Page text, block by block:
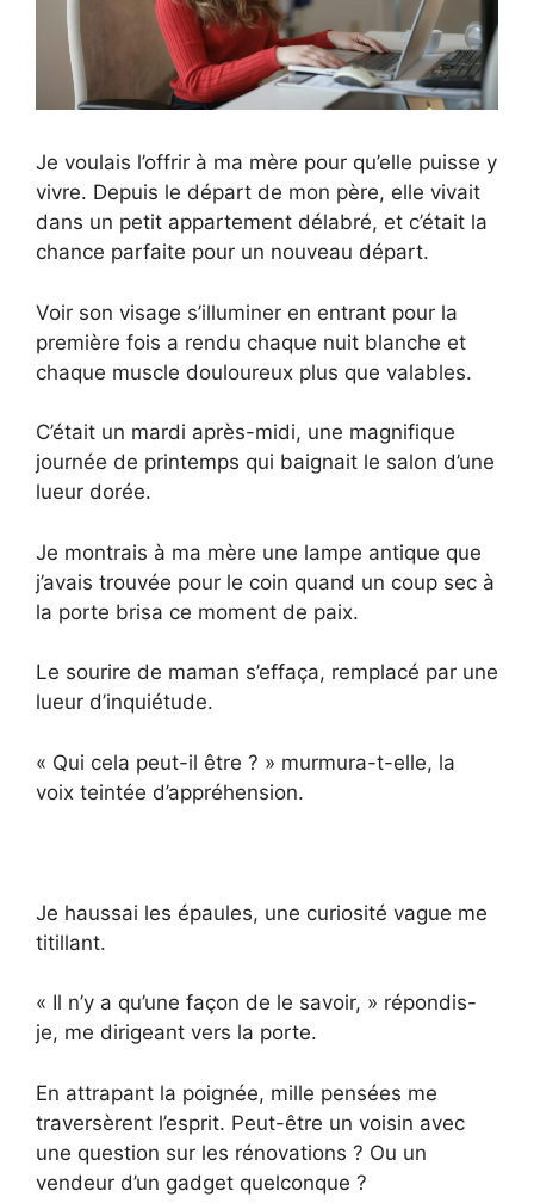
Je voulais l’offrir à ma mère pour qu’elle puisse y
vivre. Depuis le départ de mon père, elle vivait
dans un petit appartement délabré, et c’était la
chance parfaite pour un nouveau départ.
Voir son visage s’illuminer en entrant pour la
première fois a rendu chaque nuit blanche et
chaque muscle douloureux plus que valables.
C’était un mardi après-midi, une magnifique
journée de printemps qui baignait le salon d’une
lueur dorée.
Je montrais à ma mère une lampe antique que
j’avais trouvée pour le coin quand un coup sec à
la porte brisa ce moment de paix.
Le sourire de maman s’effaça, remplacé par une
lueur d’inquiétude.
« Qui cela peut-il être ? » murmura-t-elle, la
voix teintée d’appréhension.
Je haussai les épaules, une curiosité vague me
titillant.
« Il n’y a qu’une façon de le savoir, » répondis-
je, me dirigeant vers la porte.
En attrapant la poignée, mille pensées me
traversèrent l’esprit. Peut-être un voisin avec
une question sur les rénovations ? Ou un
vendeur d’un gadget quelconque ?